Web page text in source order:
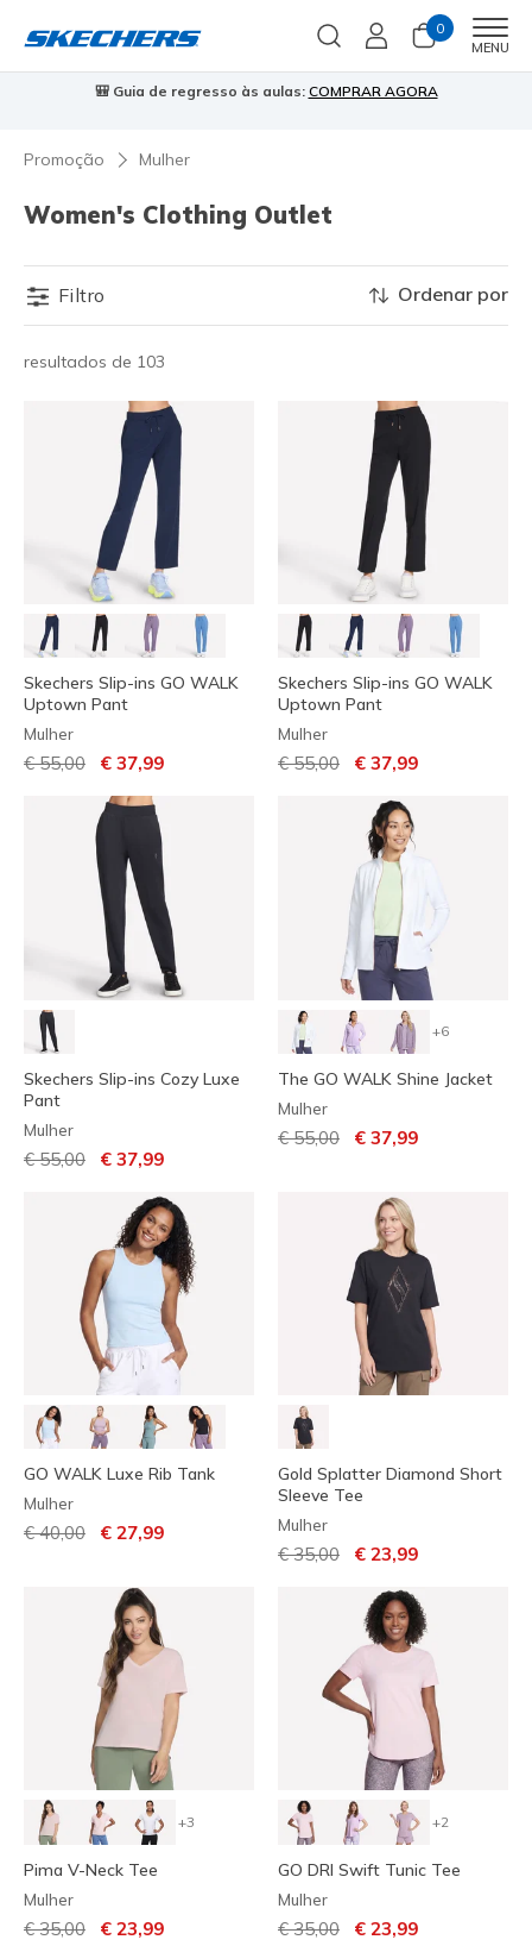
0
MENU
🎒 Guia de regresso às aulas: COMPRAR AGORA
Promoção Mulher
Women's Clothing Outlet
Filtro
resultados de 103
Ordenar por
Skechers Slip-ins GO WALK
Uptown Pant
Mulher
Preço com desconto de
€ 55,00 para
€ 37,99
Skechers Slip-ins GO WALK
Uptown Pant
Mulher
Preço com desconto de
€ 55,00 para
€ 37,99
Skechers Slip-ins Cozy Luxe
Pant
Mulher
Preço com desconto de
€ 55,00 para
€ 37,99
+6
The GO WALK Shine Jacket
Mulher
Preço com desconto de
€ 55,00 para
€ 37,99
GO WALK Luxe Rib Tank
Mulher
Preço com desconto de
€ 40,00 para
€ 27,99
Gold Splatter Diamond Short
Sleeve Tee
Mulher
Preço com desconto de
€ 35,00 para
€ 23,99
+3
Pima V-Neck Tee
Mulher
Preço com desconto de
€ 35,00 para
€ 23,99
+2
GO DRI Swift Tunic Tee
Mulher
Preço com desconto de
€ 35,00 para
€ 23,99